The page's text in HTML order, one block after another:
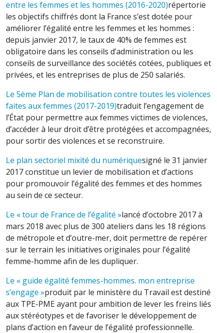
entre les femmes et les hommes (2016-2020)répertorie
les objectifs chiffrés dont la France s’est dotée pour
améliorer l’égalité entre les femmes et les hommes :
depuis janvier 2017, le taux de 40% de femmes est
obligatoire dans les conseils d’administration ou les
conseils de surveillance des sociétés cotées, publiques et
privées, et les entreprises de plus de 250 salariés.
Le 5ème Plan de mobilisation contre toutes les violences
faites aux femmes (2017-2019)traduit l’engagement de
l’État pour permettre aux femmes victimes de violences,
d’accéder à leur droit d’être protégées et accompagnées,
pour sortir des violences et se reconstruire.
Le plan sectoriel mixité du numériquesigné le 31 janvier
2017 constitue un levier de mobilisation et d’actions
pour promouvoir l’égalité des femmes et des hommes
au sein de ce secteur.
Le « tour de France de l’égalité »lancé d’octobre 2017 à
mars 2018 avec plus de 300 ateliers dans les 18 régions
de métropole et d’outre-mer, doit permettre de repérer
sur le terrain les initiatives originales pour l’égalité
femme-homme afin de les dupliquer.
Le « guide égalité femmes-hommes. mon entreprise
s’engage »produit par le ministère du Travail est destiné
aux TPE-PME ayant pour ambition de lever les freins liés
aux stéréotypes et de favoriser le développement de
plans d’action en faveur de l’égalité professionnelle.